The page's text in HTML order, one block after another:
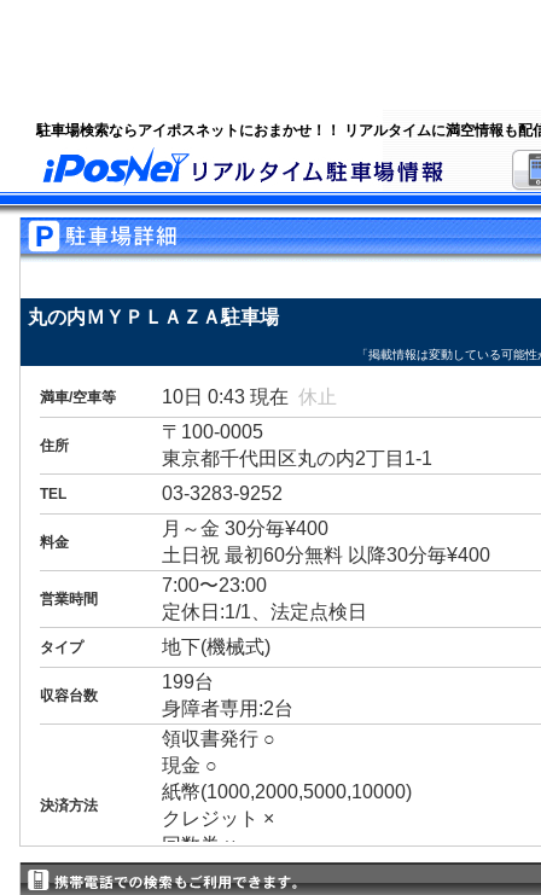
駐車場検索ならアイポスネットにおまかせ！！ リアルタイムに満空情報も配
丸の内ＭＹＰＬＡＺＡ駐車場
「掲載情報は変動している可能
満車/空車等 10日 0:43 現在休止
住所
〒100-0005
東京都千代田区丸の内2丁目1-1
TEL 03-3283-9252
料金
月～金 30分毎¥400
土日祝 最初60分無料 以降30分毎¥400
営業時間
7:00〜23:00
定休日:1/1、法定点検日
タイプ 地下(機械式)
収容台数
199台
身障者専用:2台
決済方法
領収書発行 ○
現金 ○
紙幣(1000,2000,5000,10000)
クレジット ×
回数券 ×
プリペイドカード ×